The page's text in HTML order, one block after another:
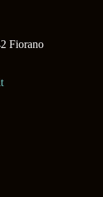
Fiorano